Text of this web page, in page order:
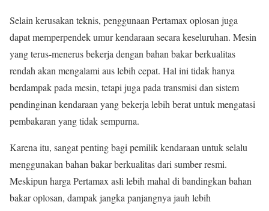
Selain kerusakan teknis, penggunaan Pertamax oplosan juga
dapat memperpendek umur kendaraan secara keseluruhan. Mesin
yang terus-menerus bekerja dengan bahan bakar berkualitas
rendah akan mengalami aus lebih cepat. Hal ini tidak hanya
berdampak pada mesin, tetapi juga pada transmisi dan sistem
pendinginan kendaraan yang bekerja lebih berat untuk mengatasi
pembakaran yang tidak sempurna.
Karena itu, sangat penting bagi pemilik kendaraan untuk selalu
menggunakan bahan bakar berkualitas dari sumber resmi.
Meskipun harga Pertamax asli lebih mahal di bandingkan bahan
bakar oplosan, dampak jangka panjangnya jauh lebih